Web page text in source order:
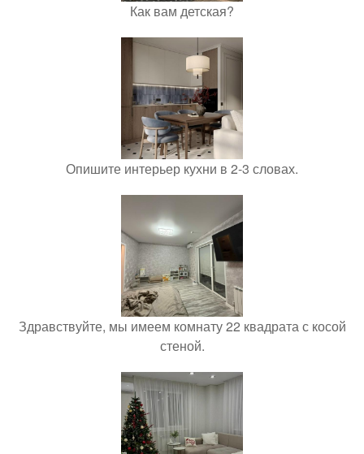
Как вам детская?
Опишите интерьер кухни в 2-3 словах.
Здравствуйте, мы имеем комнату 22 квадрата с косой
стеной.